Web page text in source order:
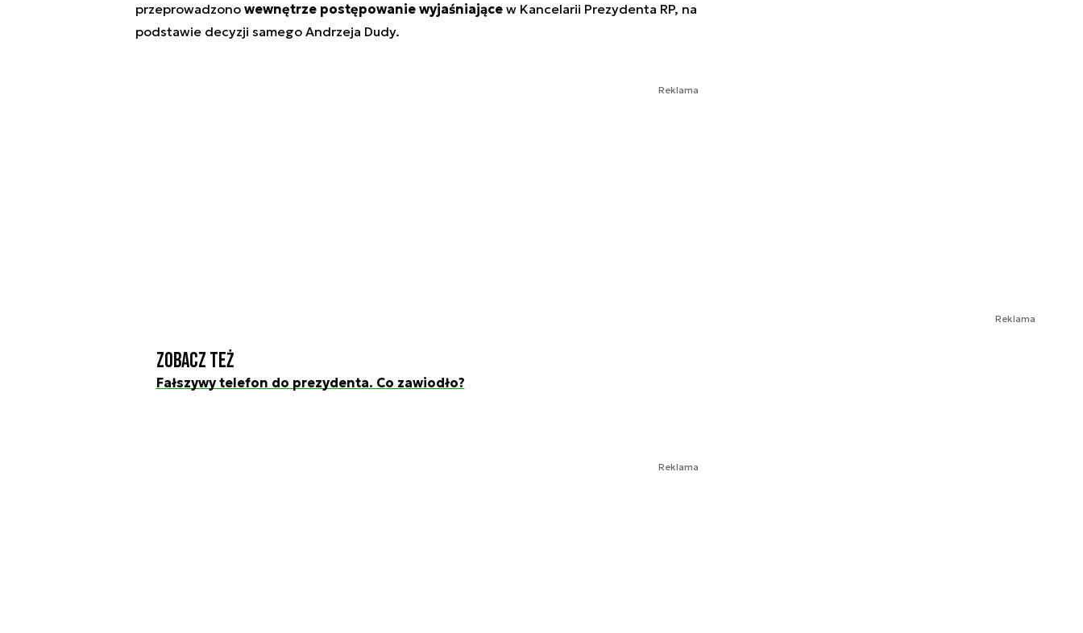
przeprowadzono wewnętrze postępowanie wyjaśniającew Kancelarii Prezydenta RP, na
podstawie decyzji samego Andrzeja Dudy.
Reklama
Zobacz też
Fałszywy telefon do prezydenta. Co zawiodło?
Reklama
Reklama